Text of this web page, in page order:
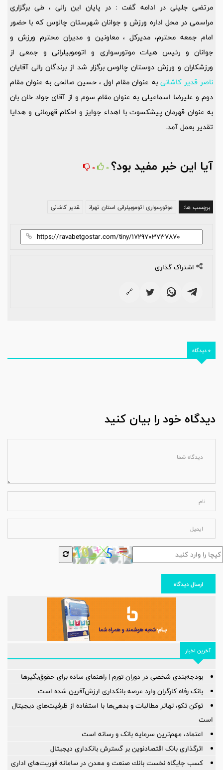
مرتضی جلیلی در ادامه گفت : در پایان این رالی ، طی برگزاری
مراسمی در محل اداره ورزش و جوانان شهرستان چالوس که با حضور
امام جمعه محترم، مدیرکل ، معاونین و مدیران محترم ورزش و
جوانان و رئیس هیات موتورسواری و اتوموبیلرانی و جمعی از
ورزشکاران و ورزش دوستان چالوس برگزار شد از برندگان رالی آقایان
ناصر قدیر کاشانی به عنوان مقام اول ، حسین صالحی به عنوان مقام
دوم و علیرضا اسماعیلی به عنوان مقام سوم و از آقای جواد خان بان
به عنوان قهرمان پیشکسوت با اهداء جوایز و احکام قهرمانی و هدایا
تقدیر بعمل آمد.
آیا این خبر مفید بود؟ 0
0
برچسب ها: موتورسواری اتوموبیلرانی استان تهران قدیر کاشانی
اشتراک گذاری
🔗
0 دیدگاه
دیدگاه خود را بیان کنید
ارسال دیدگاه
آخرین اخبار
بودجه‌بندی شخصی در دوران تورم | راهنمای ساده برای حقوق‌بگیرها
بانک رفاه کارگران وارد عرصه بانکداری ارزش‌آفرین شده است
توکن تکو، تهاتر مطالبات و بدهی‌ها با استفاده از ظرفیت‌های دیجیتال
است
اعتماد، مهم‌ترین سرمایه بانک و رسانه است
اثرگذاری بانک اقتصادنوین بر گسترش بانکداری دیجیتال
كسب جایگاه نخست بانك صنعت و معدن در سامانه فوریت‌های اداری